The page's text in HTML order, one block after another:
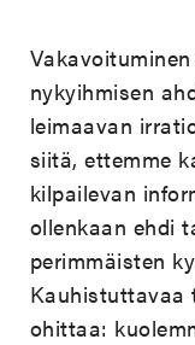
nykyihmisen
leimaavan
siitä, ettemme
kilpailevan
ollenkaan ehdi
perimmäisten
Kauhistuttavaa
ohittaa: